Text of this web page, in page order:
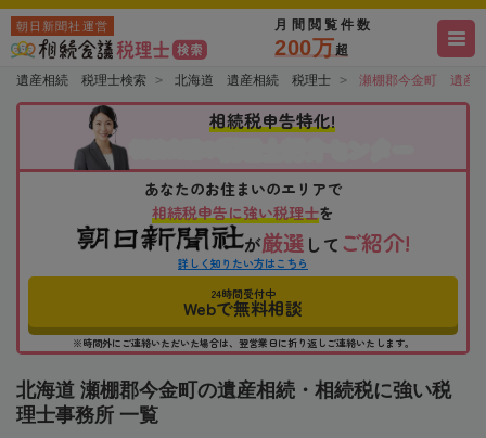
朝日新聞社運営 月間閲覧件数
200万超
遺産相続 税理士検索 北海道 遺産相続 税理士 瀬棚郡今金町 遺産
相続税申告特化!
あなたのお住まいのエリアで
相続税申告に強い税理士を
が厳選 して ご紹介!
詳しく知りたい方はこちら
24時間受付中
Webで無料相談
※時間外にご連絡いただいた場合は、翌営業日に折り返しご連絡いたします。
北海道 瀬棚郡今金町の遺産相続・相続税に強い税
理士事務所 一覧